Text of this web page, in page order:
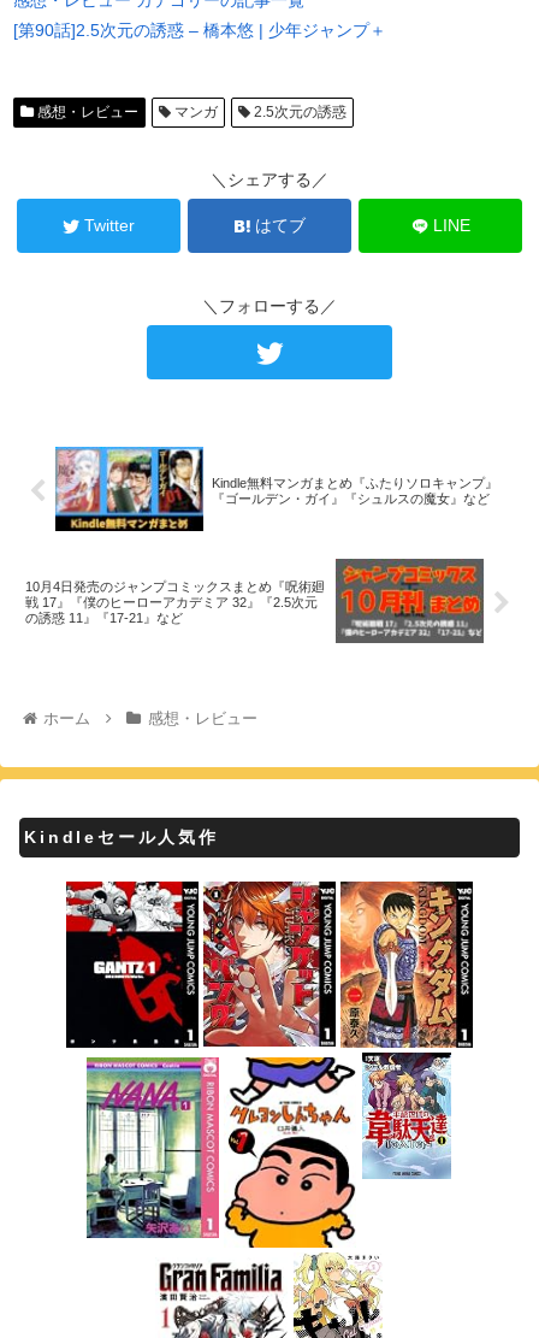
[第90話]2.5次元の誘惑 – 橋本悠 | 少年ジャンプ＋
感想・レビュー マンガ 2.5次元の誘惑
＼シェアする／
Twitter はてブ LINE
＼フォローする／
Kindle無料マンガまとめ『ふたりソロキャンプ』
『ゴールデン・ガイ』『シュルスの魔女』など
10月4日発売のジャンプコミックスまとめ『呪術廻
戦 17』『僕のヒーローアカデミア 32』『2.5次元
の誘惑 11』『17-21』など
ホーム 感想・レビュー
Kindleセール人気作